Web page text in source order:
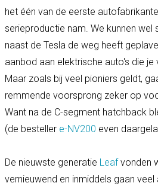
het één van de eerste
serieproductie nam. We kunnen wel
naast de Tesla de weg heeft
aanbod aan elektrische auto's die je
Maar zoals bij veel pioniers geldt,
remmende voorsprong zeker op
Want na de C-segment hatchback
(de besteller e-NV200 even
De nieuwste generatie Leafvonden
vernieuwend en inmiddels gaan